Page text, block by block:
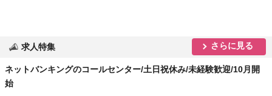
求人特集 さらに見る
ネットバンキングのコールセンター/土日祝休み/未経験歓迎/10月開
始